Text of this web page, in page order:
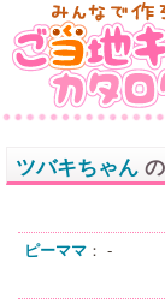
ツバキちゃん
ピーママ ： -